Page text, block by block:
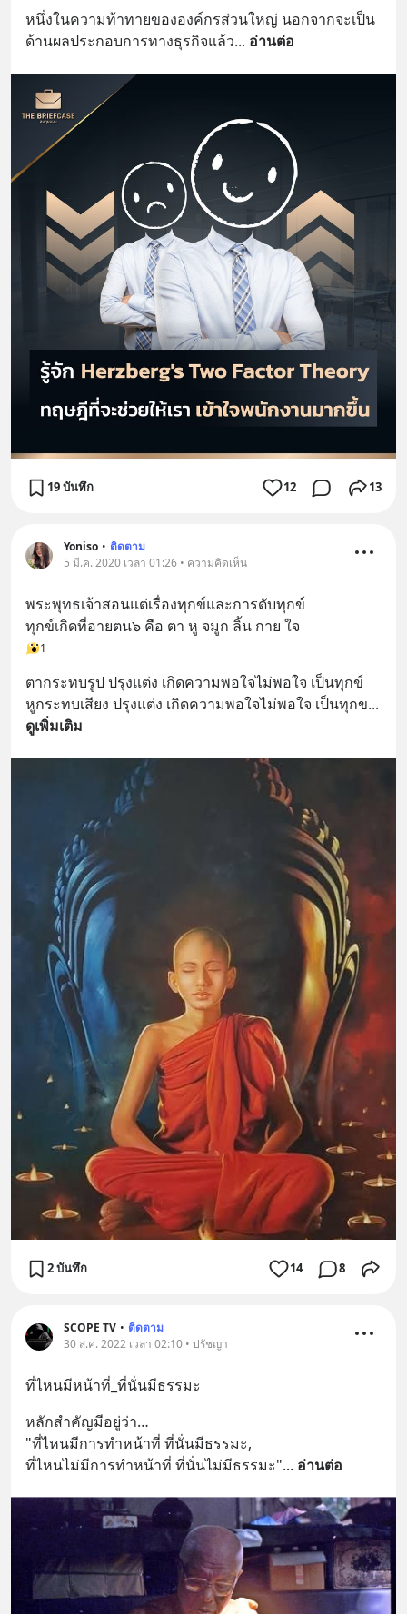
หนึ่งในความท้าทายขององค์กรส่วนใหญ่ นอกจากจะเป็น
ด้านผลประกอบการทางธุรกิจแล้ว... อ่านต่อ
19 บันทึก 12 13
Yoniso • ติดตาม
5 มี.ค. 2020 เวลา 01:26 • ความคิดเห็น
พระพุทธเจ้าสอนแต่เรื่องทุกข์และการดับทุกข์
ทุกข์เกิดที่อายตน๖ คือ ตา หู จมูก ลิ้น กาย ใจ
1
ตากระทบรูป ปรุงแต่ง เกิดความพอใจไม่พอใจ เป็นทุกข์
หูกระทบเสียง ปรุงแต่ง เกิดความพอใจไม่พอใจ เป็นทุกข
ดูเพิ่มเติม
2 บันทึก 14 8
SCOPE TV • ติดตาม
30 ส.ค. 2022 เวลา 02:10 • ปรัชญา
ที่ไหนมีหน้าที่_ที่นั่นมีธรรมะ
หลักสำคัญมีอยู่ว่า…
"ที่ไหนมีการทำหน้าที่ ที่นั่นมีธรรมะ,
ที่ไหนไม่มีการทำหน้าที่ ที่นั่นไม่มีธรรมะ"... อ่านต่อ